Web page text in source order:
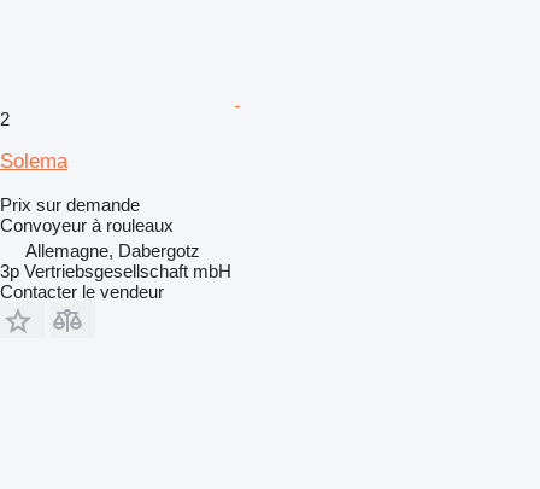
2
Solema
Prix sur demande
Convoyeur à rouleaux
Allemagne, Dabergotz
3p Vertriebsgesellschaft mbH
Contacter le vendeur